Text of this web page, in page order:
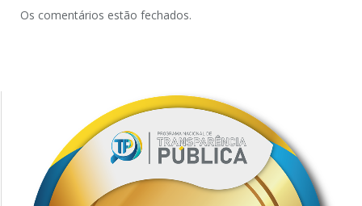
Os comentários estão fechados.